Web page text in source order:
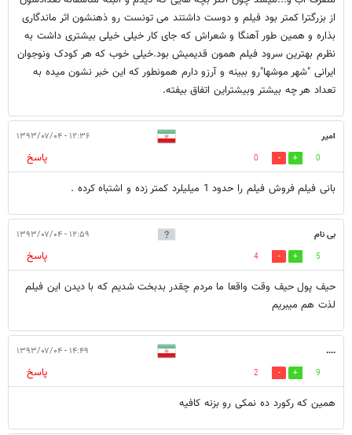
از بزرگترا کمتر بود فیلم و دوست داشتند می تونست رو ذهنشون اثر ماندگاری
بذاره و همین طور آهنگا و شعراش که جای کار خیلی خیلی بیشتری داشت به
نظرم بهترین سرود فیلم همون قدیمیش بود.خیلی خوب که هر کودک ونوجوان
ایرانی "شهر موشها"رو ببینه و آرزو دارم همونطور که این خبر نشون میده به
تعداد هر چه بیشتر وبیشتراین اتفاق بیفته.
امیر ۱۲:۳۶ - ۱۳۹۳/۰۷/۰۴
0
0
پاسخ
بانی فیلم فروش فیلم را حدود 1 میلیلرد کمتر زده و اشتباه کرده .
بی نام ۱۲:۵۹ - ۱۳۹۳/۰۷/۰۴
5
4
پاسخ
حیف پول حیف وقت واقعا ما مردم چقدر بدبخت شدیم که با دیدن این فیلم
لذت هم میبریم
.... ۱۴:۴۹ - ۱۳۹۳/۰۷/۰۴
9
2
پاسخ
همین که رکورد ده نمکی رو بزنه کافیه